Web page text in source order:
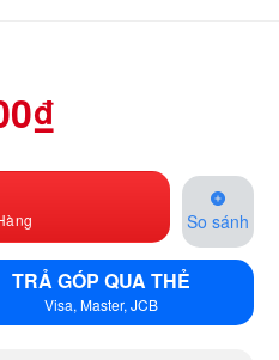
₫
So sánh
TRẢ GÓP QUA THẺ
Visa, Master, JCB